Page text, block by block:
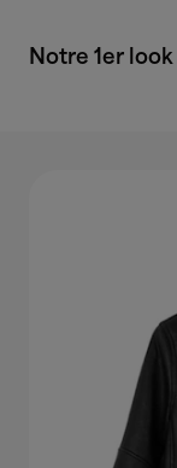
Notre 1er